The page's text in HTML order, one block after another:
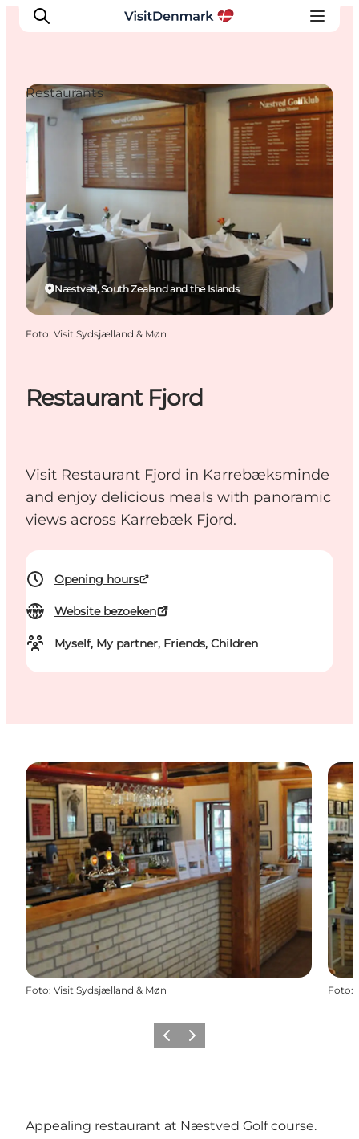
Inspiratie
Bestemmingen
Wat te doen
Accommodaties
Plan je reis
Restaurant Fjord
Visit Restaurant Fjord in Karrebæksminde
and enjoy delicious meals with panoramic
views across Karrebæk Fjord.
Opening hours
Website bezoeken
Myself, My partner, Friends, Children
Næstved, South Zealand and the Islands
Restaurants
Foto: Visit Sydsjælland & Møn
Foto: Visit Sydsjælland & Møn Foto:
Vorige Volgende
Appealing restaurant at Næstved Golf course.